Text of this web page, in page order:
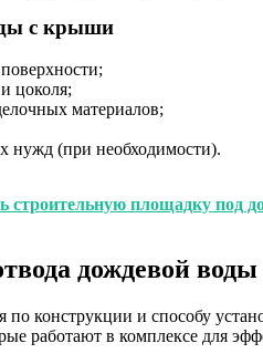
с крыши
цоколя;
материалов;
нужд (при необходимости).
строительную площадку под
дождевой воды
конструкции и способу
работают в комплексе для